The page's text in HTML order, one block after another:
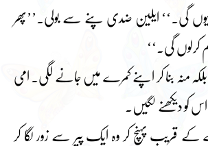
گی۔‘‘ ایلین ضدی پنے سے بولی۔’’پھر
گی۔‘‘
بلکہ منہ بنا کر اپنے کمرے میں جانے لگی۔ امی
کو دیکھنے لگیں۔
قریب پہنچ کر وہ ایک پیر سے زور لگا کر